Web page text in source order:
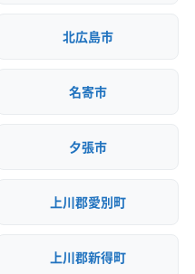
北広島市
名寄市
夕張市
上川郡愛別町
上川郡新得町